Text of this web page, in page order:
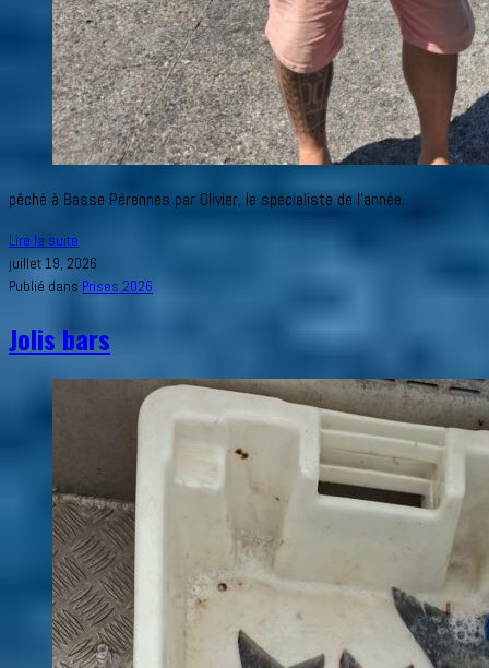
pêché à Basse Pérennes par Olivier, le spécialiste de l’année.
Lire la suite
lieu
de
Kgs
et
83
juillet 19, 2026
Publié dans Prises 2026
Jolis bars